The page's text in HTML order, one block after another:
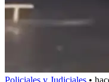
Policiales y Judiciales •